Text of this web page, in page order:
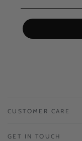
CUSTOMER CARE
GET IN TOUCH